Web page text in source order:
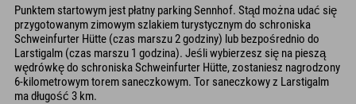
Punktem startowym jest płatny parking Sennhof. Stąd można udać się
przygotowanym zimowym szlakiem turystycznym do schroniska
Schweinfurter Hütte (czas marszu 2 godziny) lub bezpośrednio do
Larstigalm (czas marszu 1 godzina). Jeśli wybierzesz się na pieszą
wędrówkę do schroniska Schweinfurter Hütte, zostaniesz nagrodzony
6-kilometrowym torem saneczkowym. Tor saneczkowy z Larstigalm
ma długość 3 km.